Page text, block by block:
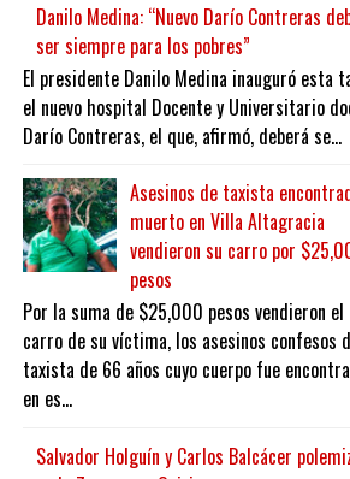
Danilo Medina: “Nuevo Darío Contreras
ser siempre para los pobres”
El presidente Danilo Medina inauguró esta
el nuevo hospital Docente y Universitario
Darío Contreras, el que, afirmó, deberá se...
Asesinos de taxista
muerto en Villa Altagracia
vendieron su carro por
pesos
Por la suma de $25,000 pesos vendieron el
carro de su víctima, los asesinos confesos
taxista de 66 años cuyo cuerpo fue
en es...
Salvador Holguín y Carlos Balcácer